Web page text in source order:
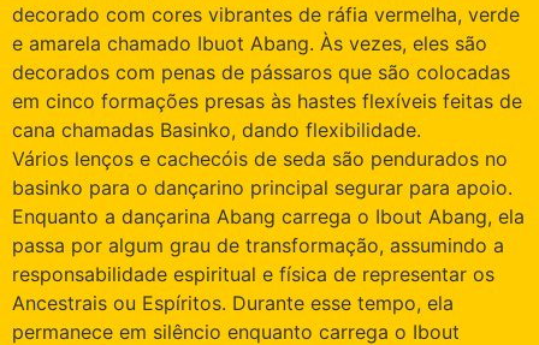
decorado com cores vibrantes de ráfia vermelha, verde
e amarela chamado Ibuot Abang. Às vezes, eles são
decorados com penas de pássaros que são colocadas
em cinco formações presas às hastes flexíveis feitas de
cana chamadas Basinko, dando flexibilidade.
Vários lenços e cachecóis de seda são pendurados no
basinko para o dançarino principal segurar para apoio.
Enquanto a dançarina Abang carrega o Ibout Abang, ela
passa por algum grau de transformação, assumindo a
responsabilidade espiritual e física de representar os
Ancestrais ou Espíritos. Durante esse tempo, ela
permanece em silêncio enquanto carrega o Ibout